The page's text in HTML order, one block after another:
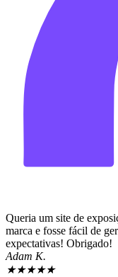
Queria um site de
marca e fosse fácil de
expectativas! Obrigado!
Adam K.
★★★★★